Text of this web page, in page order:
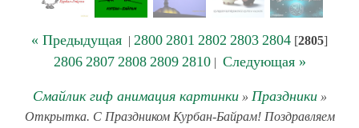
« Предыдущая | 2800 2801 2802 2803 2804 [2805]
2806 2807 2808 2809 2810| Следующая »
Смайлик гиф анимация картинки» Праздники»
Открытка. С Праздником Курбан-Байрам! Поздравляем